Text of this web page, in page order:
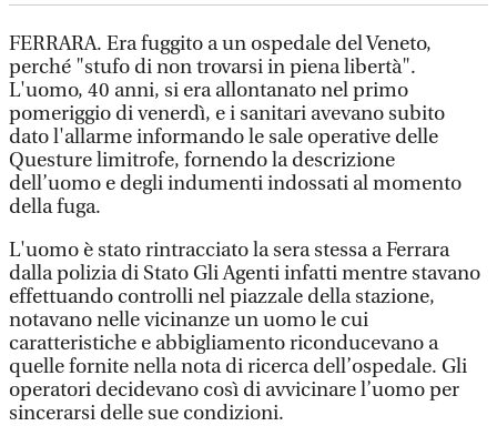
FERRARA. Era fuggito a un ospedale del Veneto,
perché "stufo di non trovarsi in piena libertà".
L'uomo, 40 anni, si era allontanato nel primo
pomeriggio di venerdì, e i sanitari avevano subito
dato l'allarme informando le sale operative delle
Questure limitrofe, fornendo la descrizione
dell’uomo e degli indumenti indossati al momento
della fuga.
L'uomo è stato rintracciato la sera stessa a Ferrara
dalla polizia di Stato Gli Agenti infatti mentre stavano
effettuando controlli nel piazzale della stazione,
notavano nelle vicinanze un uomo le cui
caratteristiche e abbigliamento riconducevano a
quelle fornite nella nota di ricerca dell’ospedale. Gli
operatori decidevano così di avvicinare l’uomo per
sincerarsi delle sue condizioni.